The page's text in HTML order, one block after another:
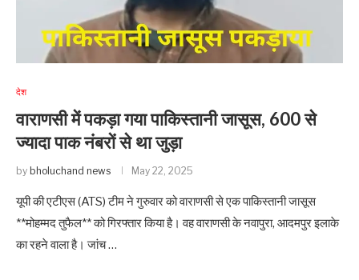
देश
वाराणसी में पकड़ा गया पाकिस्तानी जासूस, 600 से
ज्यादा पाक नंबरों से था जुड़ा
by bholuchand news May 22, 2025
यूपी की एटीएस (ATS) टीम ने गुरुवार को वाराणसी से एक पाकिस्तानी जासूस
**मोहम्मद तुफैल** को गिरफ्तार किया है। वह वाराणसी के नवापुरा, आदमपुर इलाके
का रहने वाला है। जांच …